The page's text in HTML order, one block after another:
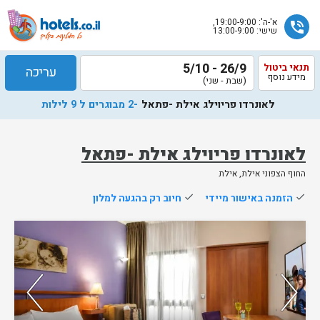
phone_in_talk א'-ה': 19:00-9:00,
שישי: 13:00-9:00
לאונרדו פריוילג אילת -פתאל
החוף הצפוני אילת, אילת
תנאי ביטול
מידע נוסף 26/9 - 5/10
(שבת - שני) עריכה
לאונרדו פריוילג אילת -פתאל -2 מבוגרים ל 9 לילות
done הזמנה באישור מיידי done חיוב רק בהגעה למלון
שלח
יחזור